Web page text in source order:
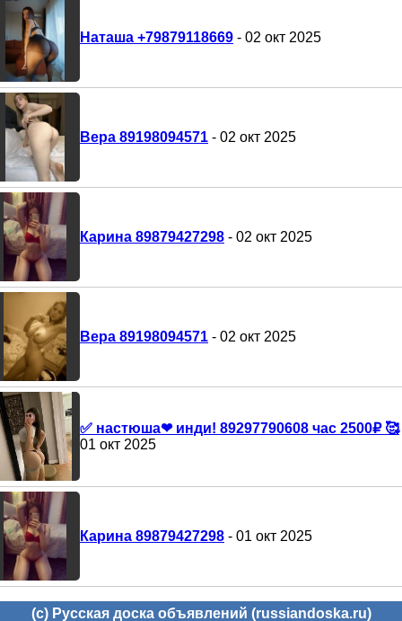
Наташа +79879118669 - 02 окт 2025
Вера 89198094571 - 02 окт 2025
Карина 89879427298 - 02 окт 2025
Вера 89198094571 - 02 окт 2025
✅ настюша❤ инди! 89297790608 час 2500₽ 🥰
01 окт 2025
Карина 89879427298 - 01 окт 2025
(c) Русская доска объявлений (russiandoska.ru)